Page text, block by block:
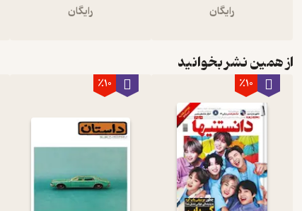
رایگان رایگان
از همین نشر بخوانید
٪10 ٪10